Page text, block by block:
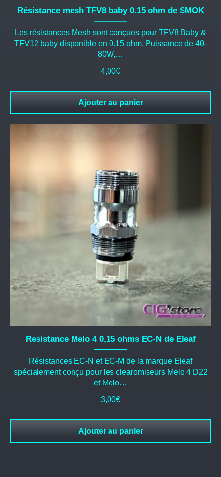
Résistance mesh TFV8 baby 0.15 ohm de SMOK
Les résistances Mesh sont conçues pour TFV8 Baby &
TFV12 baby disponible en 0.15 ohm. Puissance de 40-
80W,…
4,00€
Ajouter au panier
Resistance Melo 4 0,15 ohms EC-N de Eleaf
Résistances EC-N et EC-M de la marque Eleaf
spécialement conçu pour les clearomiseurs Melo 4 D22
et Melo…
3,00€
Ajouter au panier